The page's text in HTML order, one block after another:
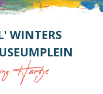
WINTERS
Hartje